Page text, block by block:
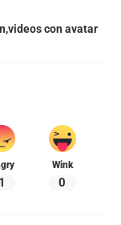
videos con avatar
1
Wink
0